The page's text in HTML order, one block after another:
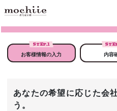
STEP.1
お客様情報の入力 内容
あなたの希望に応じた会
う。